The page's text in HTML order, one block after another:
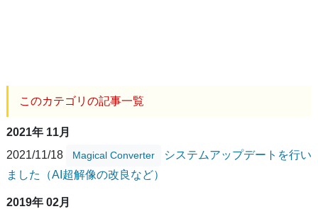
このカテゴリの記事一覧
2021年 11月
2021/11/18
Magical Converter
システムアップデートを行い
ました（AI超解像の改良など）
2019年 02月